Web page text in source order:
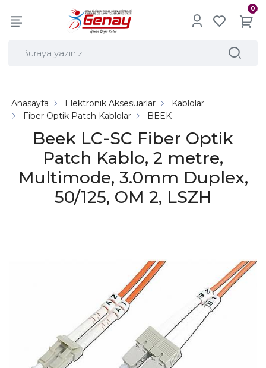
0
Beek LC-SC Fiber Optik
Patch Kablo, 2 metre,
Multimode, 3.0mm Duplex,
50/125, OM 2, LSZH
Anasayfa Elektronik Aksesuarlar
Kablolar
Fiber Optik Patch Kablolar
BEEK